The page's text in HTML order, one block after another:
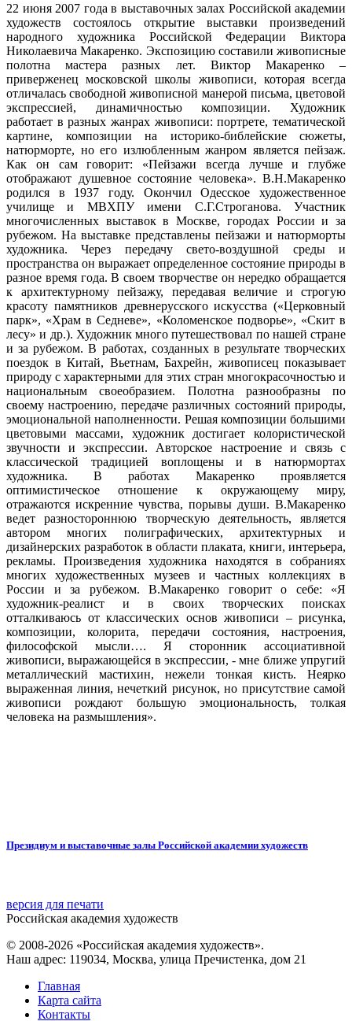
22 июня 2007 года в выставочных залах Российской академии
художеств состоялось открытие выставки произведений
народного художника Российской Федерации Виктора
Николаевича Макаренко. Экспозицию составили живописные
полотна мастера разных лет. Виктор Макаренко –
приверженец московской школы живописи, которая всегда
отличалась свободной живописной манерой письма, цветовой
экспрессией, динамичностью композиции. Художник
работает в разных жанрах живописи: портрете, тематической
картине, композиции на историко-библейские сюжеты,
натюрморте, но его излюбленным жанром является пейзаж.
Как он сам говорит: «Пейзажи всегда лучше и глубже
отображают душевное состояние человека». В.Н.Макаренко
родился в 1937 году. Окончил Одесское художественное
училище и МВХПУ имени С.Г.Строганова. Участник
многочисленных выставок в Москве, городах России и за
рубежом. На выставке представлены пейзажи и натюрморты
художника. Через передачу свето-воздушной среды и
пространства он выражает определенное состояние природы в
разное время года. В своем творчестве он нередко обращается
к архитектурному пейзажу, передавая величие и строгую
красоту памятников древнерусского искусства («Церковный
парк», «Храм в Седневе», «Коломенское подворье», «Скит в
лесу» и др.). Художник много путешествовал по нашей стране
и за рубежом. В работах, созданных в результате творческих
поездок в Китай, Вьетнам, Бахрейн, живописец показывает
природу с характерными для этих стран многокрасочностью и
национальным своеобразием. Полотна разнообразны по
своему настроению, передаче различных состояний природы,
эмоциональной наполненности. Решая композиции большими
цветовыми массами, художник достигает колористической
звучности и экспрессии. Авторское настроение и связь с
классической традицией воплощены и в натюрмортах
художника. В работах Макаренко проявляется
оптимистическое отношение к окружающему миру,
отражаются искренние чувства, порывы души. В.Макаренко
ведет разностороннюю творческую деятельность, является
автором многих полиграфических, архитектурных и
дизайнерских разработок в области плаката, книги, интерьера,
рекламы. Произведения художника находятся в собраниях
многих художественных музеев и частных коллекциях в
России и за рубежом. В.Макаренко говорит о себе: «Я
художник-реалист и в своих творческих поисках
отталкиваюсь от классических основ живописи – рисунка,
композиции, колорита, передачи состояния, настроения,
философской мысли…. Я сторонник ассоциативной
живописи, выражающейся в экспрессии, - мне ближе упругий
металлический мастихин, нежели тонкая кисть. Неярко
выраженная линия, нечеткий рисунок, но присутствие самой
живописи рождают большую эмоциональность, толкая
человека на размышления».
Президиум и выставочные залы Российской академии художеств
версия для печати
Российская академия художеств
© 2008-2026 «Российская академия художеств».
Наш адрес: 119034, Москва, улица Пречистенка, дом 21
Главная
Карта сайта
Контакты